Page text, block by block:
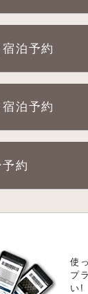
泊予約
泊予約
約
使
プ
い!